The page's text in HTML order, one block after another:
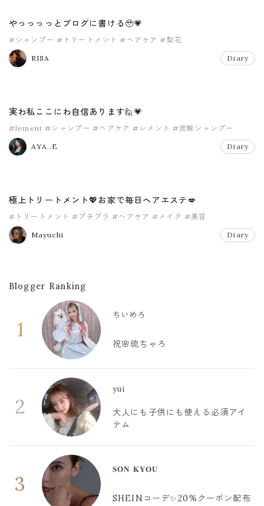
やっっっっとブログに書ける🥹💗
#シャンプー #トリートメント #ヘアケア #梨花
RISA Diary
実わ私ここにわ自信あります🙋💗
#lement #シャンプー #ヘアケア #レメント #炭酸シャンプー
AYA..E Diary
極上トリートメント💖お家で毎日ヘアエステ💋
#トリートメント #プチプラ #ヘアケア #メイク #美容
Mayuchi Diary
Blogger Ranking
1
ちいめろ
祝🌸琉ちゃろ
2
yui
大人にも子供にも使える必須アイ
テム
3
𝐒𝐎𝐍 𝐊𝐘𝐎𝐔
SHEINコーデ✨20%クーポン配布